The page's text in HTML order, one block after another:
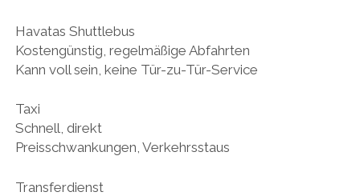
Havatas Shuttlebus
Kostengünstig, regelmäßige Abfahrten
Kann voll sein, keine Tür-zu-Tür-Service
Taxi
Schnell, direkt
Preisschwankungen, Verkehrsstaus
Transferdienst